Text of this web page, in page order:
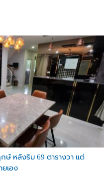
ษ์ หลังริม 69 ตารางวา แต่
เอง